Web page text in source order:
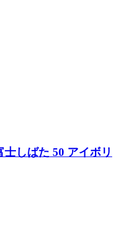
しばた 50 アイボリ